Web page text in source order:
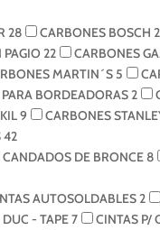
28 CARBONES BOSCH
22 CARBONES
MARTIN´S 5
BORDEADORAS2
9 CARBONES
42
CANDADOS DE BRONCE 8
AUTOSOLDABLES2
- TAPE7 CINTAS P/